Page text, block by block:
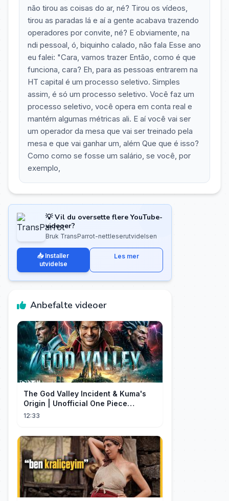
não tirou as coisas do ar, né? Tirou os vídeos,
tirou as paradas lá e aí a gente acabava trazendo
operadores por convite, né? E obviamente, na
ndi pessoal, ó, biquinho calado, não fala Esse ano
eu falei: "Cara, vamos trazer Então, como é que
funciona, cara? Eh, para as pessoas entrarem na
HT capital é um processo seletivo. Simples
assim, é só um processo seletivo. Você faz um
processo seletivo, você opera em conta real e
mantém algumas métricas ali. E aí você vai ser
um operador da mesa que vai ser treinado pela
mesa e que vai ganhar um, além Que que é isso?
Como como se fosse um salário, se você, por
exemplo,
💡 Vil du oversette flere YouTube-
videoer?
Bruk TransParrot-nettleserutvidelsen
📥 Installer
utvidelse
Les mer
Anbefalte videoer
The God Valley Incident & Kuma's
Origin | Unofficial One Piece
Cinematic Tribute
12:33